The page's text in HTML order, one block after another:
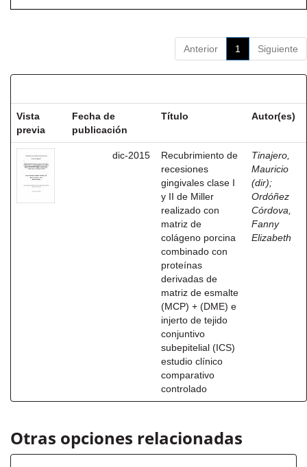
Anterior 1 Siguiente
Vista
previa
Fecha de
publicación
Título Autor(es)
dic-2015
Recubrimiento de
recesiones
gingivales clase I
y II de Miller
realizado con
matriz de
colágeno porcina
combinado con
proteínas
derivadas de
matriz de esmalte
(MCP) + (DME) e
injerto de tejido
conjuntivo
subepitelial (ICS)
estudio clínico
comparativo
controlado
Tinajero,
Mauricio
(dir);
Ordóñez
Córdova,
Fanny
Elizabeth
Otras opciones relacionadas